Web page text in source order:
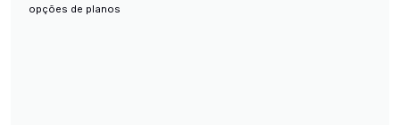
opções de planos